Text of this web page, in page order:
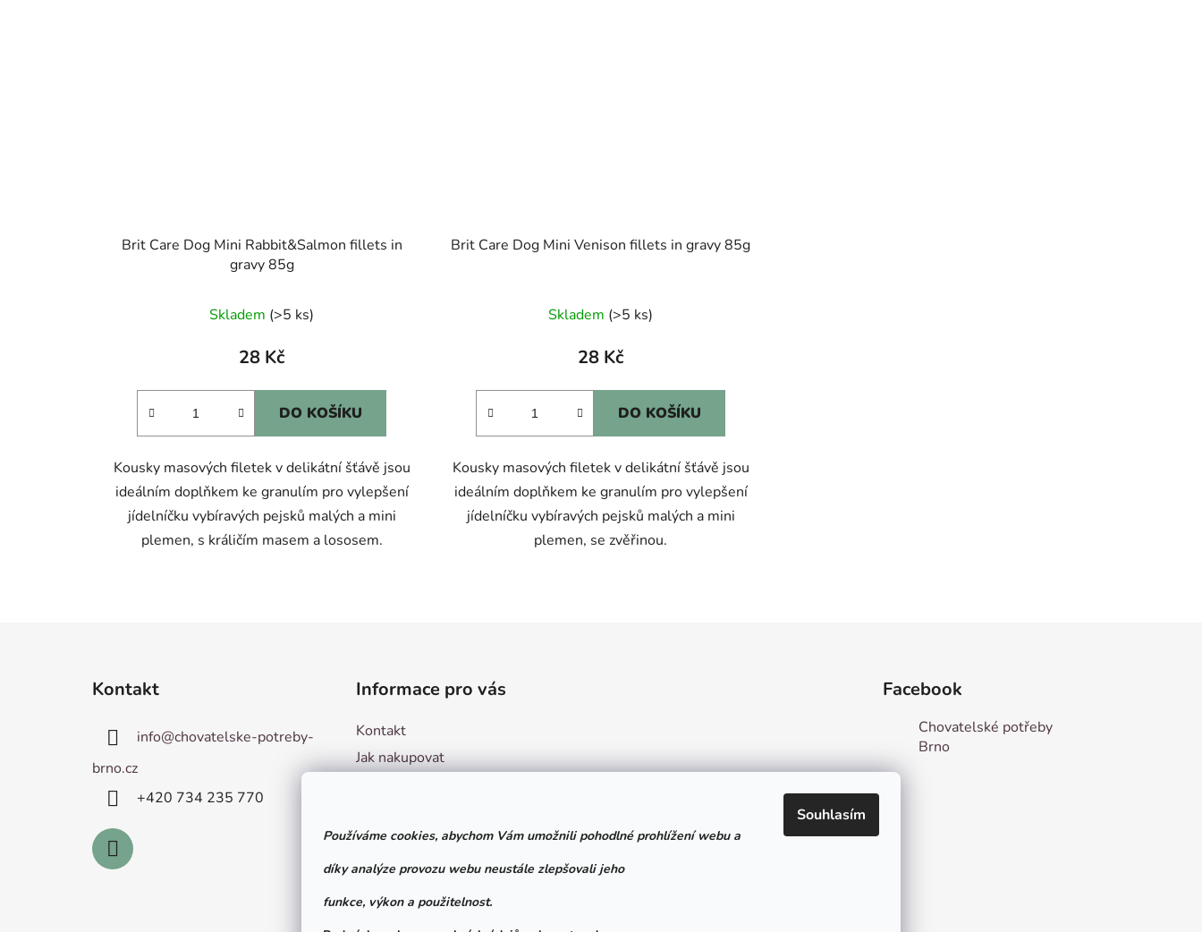
Používáme cookies, abychom Vám umožnili pohodlné prohlížení webu a
díky analýze provozu webu neustále zlepšovali jeho
funkce, výkon a použitelnost.
Souhlasím
Brit Care Dog Mini Rabbit&Salmon fillets in
gravy 85g
Skladem (>5 ks)
28 Kč
DO KOŠÍKU
Kousky masových filetek v delikátní šťávě jsou
ideálním doplňkem ke granulím pro vylepšení
jídelníčku vybíravých pejsků malých a mini
plemen, s králičím masem a lososem.
Brit Care Dog Mini Venison fillets in gravy 85g
Skladem (>5 ks)
28 Kč
DO KOŠÍKU
Kousky masových filetek v delikátní šťávě jsou
ideálním doplňkem ke granulím pro vylepšení
jídelníčku vybíravých pejsků malých a mini
plemen, se zvěřinou.
p
r
y
ý
Kontakt
info@chovatelske-potreby-
brno.cz
+420 ­734 235 770
Informace pro vás
Kontakt
Jak nakupovat
Podmínky ochrany osobních údajů
Vzorový formulář pro odstoupení
Facebook
Chovatelské potřeby
Brno